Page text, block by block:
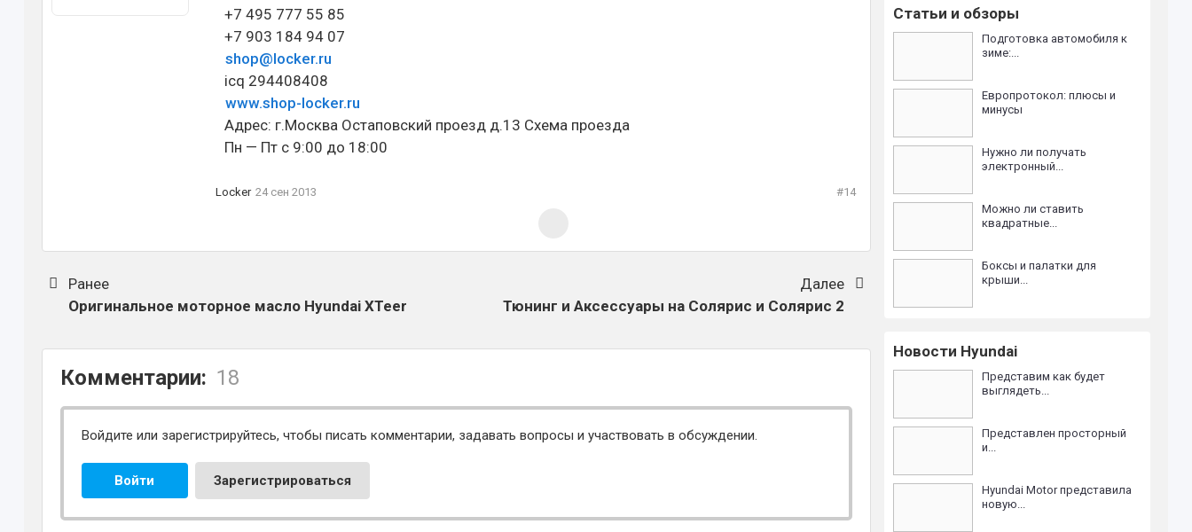
+7 495 777 55 85
+7 903 184 94 07
shop@locker.ru
icq 294408408
www.shop-locker.ru
Адрес: г.Москва Остаповский проезд д.13 Схема проезда
Пн — Пт с 9:00 до 18:00
#14
Locker 24 сен 2013
Ранее
Оригинальное моторное масло Hyundai XTeer
Далее
Тюнинг и Аксессуары на Солярис и Солярис 2
Комментарии: 18
Войдите или зарегистрируйтесь, чтобы писать комментарии, задавать вопросы и участвовать в обсуждении.
Войти Зарегистрироваться
Статьи и обзоры
Подготовка автомобиля к
зиме:...
Европротокол: плюсы и
минусы
Нужно ли получать
электронный...
Можно ли ставить
квадратные...
Боксы и палатки для
крыши...
Новости Hyundai
Представим как будет
выглядеть...
Представлен просторный
и...
Hyundai Motor представила
новую...